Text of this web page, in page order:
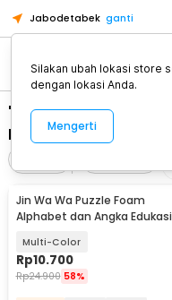
Jabodetabek ganti
"WA 0859 3970
Kaca Lipat
Jin Wa Wa Puzzle Foam
Alphabet dan Angka Edukasi
Multi-Color
Rp10.700
Rp24.900 58%
Silakan ubah lokasi store
dengan lokasi Anda.
Mengerti